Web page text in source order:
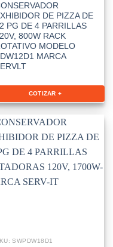
DE PIZZA DE
PG DE 4 PARRILLAS
800W RACK
MODELO
MARCA
COTIZAR +
SWPDW18D1